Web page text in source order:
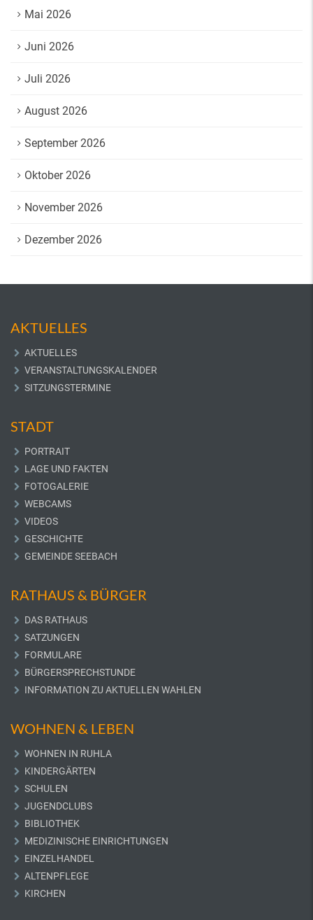
Mai 2026
Juni 2026
Juli 2026
August 2026
September 2026
Oktober 2026
November 2026
Dezember 2026
AKTUELLES
AKTUELLES
VERANSTALTUNGSKALENDER
SITZUNGSTERMINE
STADT
PORTRAIT
LAGE UND FAKTEN
FOTOGALERIE
WEBCAMS
VIDEOS
GESCHICHTE
GEMEINDE SEEBACH
RATHAUS & BÜRGER
DAS RATHAUS
SATZUNGEN
FORMULARE
BÜRGERSPRECHSTUNDE
INFORMATION ZU AKTUELLEN WAHLEN
WOHNEN & LEBEN
WOHNEN IN RUHLA
KINDERGÄRTEN
SCHULEN
JUGENDCLUBS
BIBLIOTHEK
MEDIZINISCHE EINRICHTUNGEN
EINZELHANDEL
ALTENPFLEGE
KIRCHEN